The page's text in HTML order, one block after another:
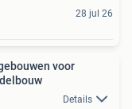
28 jul 26
voor
Details